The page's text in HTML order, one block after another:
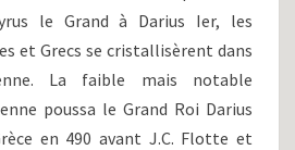
(490
AV
J.C)
le Grand à Darius Ier, les
et Grecs se cristallisèrent dans
La faible mais notable
poussa le Grand Roi Darius
en 490 avant J.C. Flotte et